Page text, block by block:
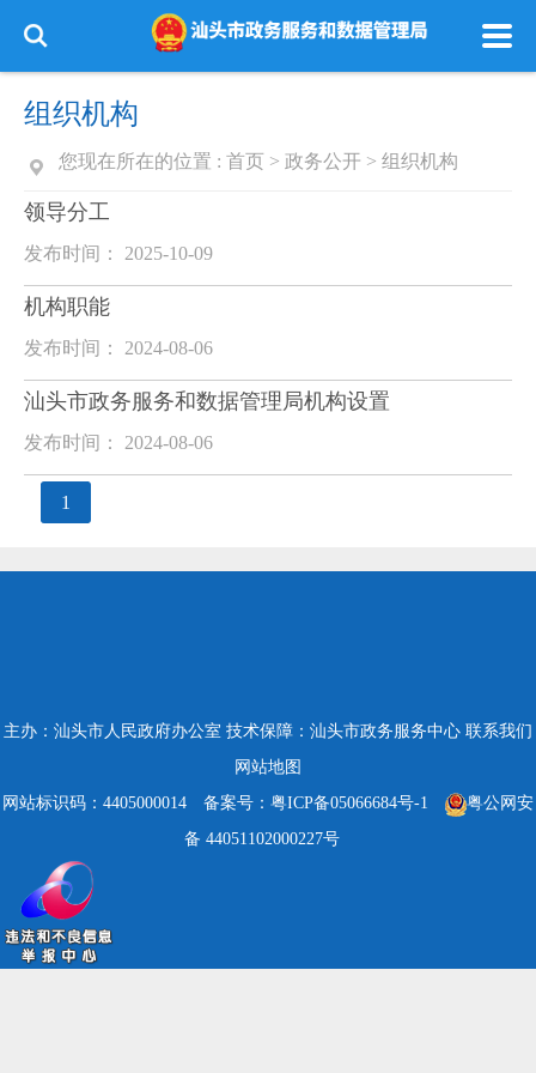
组织机构
您现在所在的位置 : 首页 > 政务公开 > 组织机构
领导分工
发布时间： 2025-10-09
机构职能
发布时间： 2024-08-06
汕头市政务服务和数据管理局机构设置
发布时间： 2024-08-06
1
主办：汕头市人民政府办公室 技术保障：汕头市政务服务中心 联系我们
网站地图
网站标识码：4405000014
备案号：粤ICP备05066684号-1
粤公网安
备 44051102000227号